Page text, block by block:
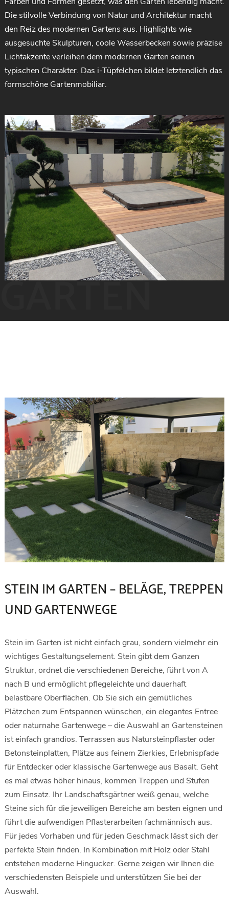
MODERNE
GARTEN
Die stilvolle Verbindung von Natur und Architektur macht
den Reiz des modernen Gartens aus. Highlights wie
ausgesuchte Skulpturen, coole Wasserbecken sowie präzise
Lichtakzente verleihen dem modernen Garten seinen
typischen Charakter. Das i-Tüpfelchen bildet letztendlich das
formschöne Gartenmobiliar.
STEIN IM GARTEN – BELÄGE, TREPPEN
UND GARTENWEGE
Stein im Garten ist nicht einfach grau, sondern vielmehr ein
wichtiges Gestaltungselement. Stein gibt dem Ganzen
Struktur, ordnet die verschiedenen Bereiche, führt von A
nach B und ermöglicht pflegeleichte und dauerhaft
belastbare Oberflächen. Ob Sie sich ein gemütliches
Plätzchen zum Entspannen wünschen, ein elegantes Entree
oder naturnahe Gartenwege – die Auswahl an Gartensteinen
ist einfach grandios. Terrassen aus Natursteinpflaster oder
Betonsteinplatten, Plätze aus feinem Zierkies, Erlebnispfade
für Entdecker oder klassische Gartenwege aus Basalt. Geht
es mal etwas höher hinaus, kommen Treppen und Stufen
zum Einsatz. Ihr Landschaftsgärtner weiß genau, welche
Steine sich für die jeweiligen Bereiche am besten eignen und
führt die aufwendigen Pflasterarbeiten fachmännisch aus.
Für jedes Vorhaben und für jeden Geschmack lässt sich der
perfekte Stein finden. In Kombination mit Holz oder Stahl
entstehen moderne Hingucker. Gerne zeigen wir Ihnen die
verschiedensten Beispiele und unterstützen Sie bei der
Auswahl.